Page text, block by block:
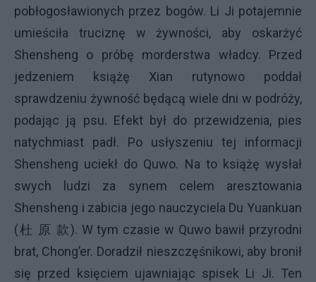
pobłogosławionych przez bogów. Li Ji potajemnie
umieściła truciznę w żywności, aby oskarżyć
Shensheng o próbę morderstwa władcy. Przed
jedzeniem książę Xian rutynowo poddał
sprawdzeniu żywność będącą wiele dni w podróży,
podając ją psu. Efekt był do przewidzenia, pies
natychmiast padł. Po usłyszeniu tej informacji
Shensheng uciekł do Quwo. Na to książę wysłał
swych ludzi za synem celem aresztowania
Shensheng i zabicia jego nauczyciela Du Yuankuan
(杜 原 款). W tym czasie w Quwo bawił przyrodni
brat, Chong’er. Doradził nieszczęśnikowi, aby bronił
się przed księciem ujawniając spisek Li Ji. Ten